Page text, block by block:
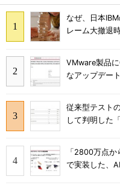
なぜ、日本
レーム大撤退
VMware製品
なアップデー
従来型テスト
して判明した
「2800万点
で実装した、